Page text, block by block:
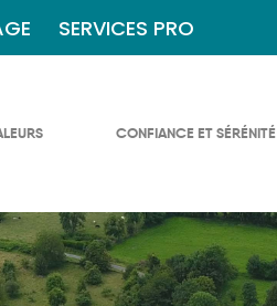
SERVICES PRO
CONFIANCE ET SÉRÉNITÉ